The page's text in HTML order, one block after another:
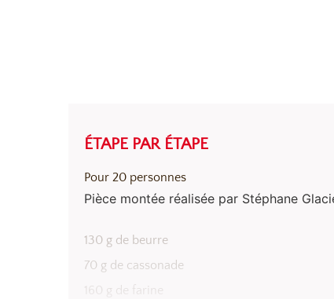
ÉTAPE PAR ÉTAPE
Pour 20 personnes
Pièce montée réalisée par Stéphane
130 g de beurre
70 g de cassonade
160 g de farine